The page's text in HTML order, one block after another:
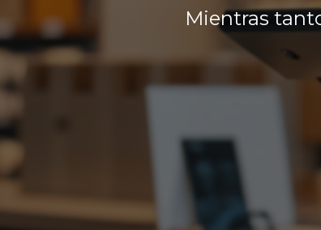
Mientras